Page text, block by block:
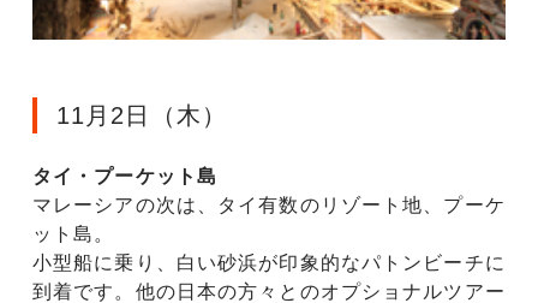
11月2日（木）
タイ・プーケット島
マレーシアの次は、タイ有数のリゾート地、プーケ
ット島。
小型船に乗り、白い砂浜が印象的なパトンビーチに
到着です。他の日本の方々とのオプショナルツアー